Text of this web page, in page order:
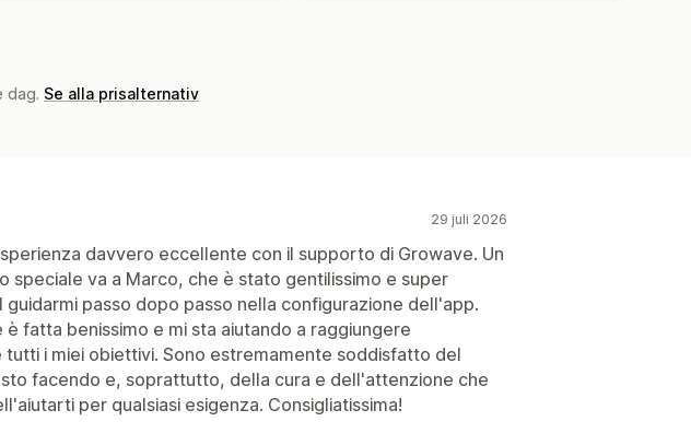
dag. Se alla prisalternativ
29 juli 2026
davvero eccellente con il supporto di Growave. Un
speciale va a Marco, che è stato gentilissimo e super
guidarmi passo dopo passo nella configurazione dell'app.
è fatta benissimo e mi sta aiutando a raggiungere
tutti i miei obiettivi. Sono estremamente soddisfatto del
facendo e, soprattutto, della cura e dell'attenzione che
per qualsiasi esigenza. Consigliatissima!